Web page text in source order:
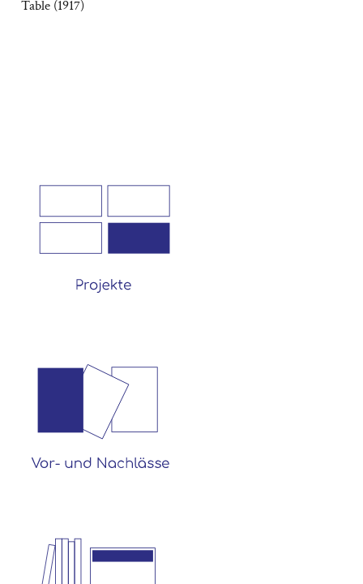
Table (1917)